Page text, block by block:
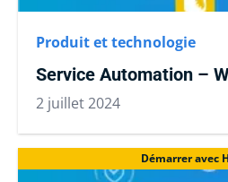
Produit et technologie
Service Automation –
2 juillet 2024
Démarrer avec